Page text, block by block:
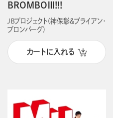
BROMBOⅢ!!!
ＪＢプロジェクト(神保彰＆ブライアン・
ブロンバーグ)
カートに入れる